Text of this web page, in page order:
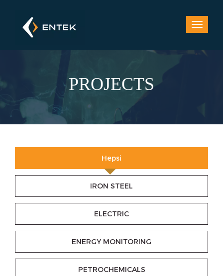
PROJECTS
Hepsi
IRON STEEL
ELECTRIC
ENERGY MONITORING
PETROCHEMICALS